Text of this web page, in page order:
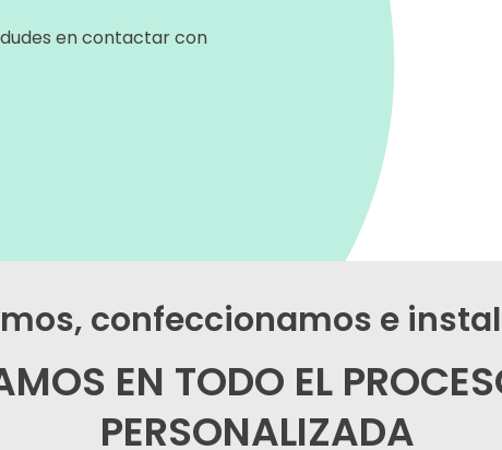
en contactar con
confeccionamos e
EN TODO EL
PERSONALIZADA